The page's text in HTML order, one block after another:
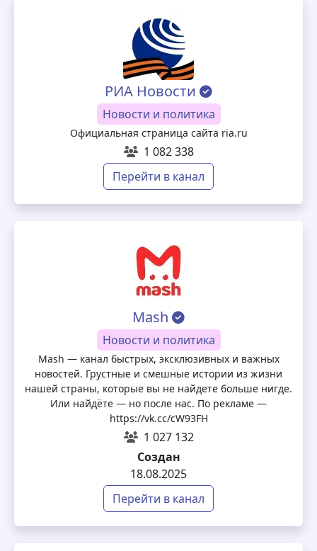
РИА Новости
Новости и политика
Официальная страница сайта ria.ru
1 082 338
Перейти в канал
Mash
Новости и политика
Mash — канал быстрых, эксклюзивных и важных
новостей. Грустные и смешные истории из жизни
нашей страны, которые вы не найдете больше нигде.
Или найдёте — но после нас. По рекламе —
https://vk.cc/cW93FH
1 027 132
Создан
18.08.2025
Перейти в канал